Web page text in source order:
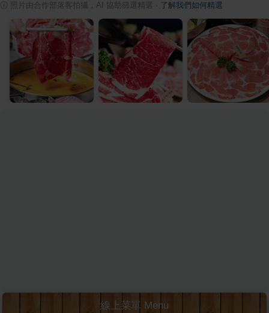
照片由合作部落客拍攝，AI 協助篩選精選 了解我們如何精選
線上菜單 Menu